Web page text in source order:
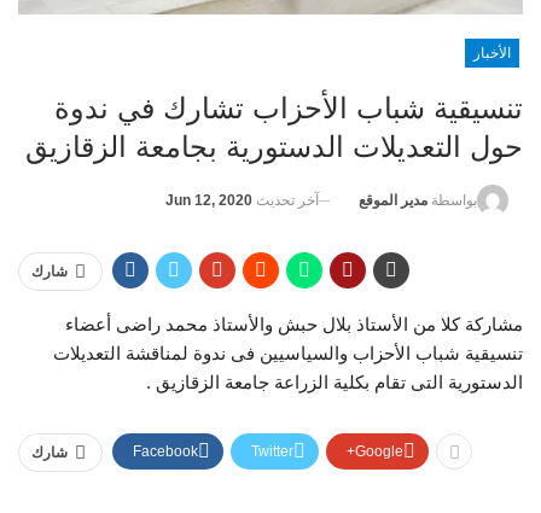
الأخبار
تنسيقية شباب الأحزاب تشارك في ندوة
حول التعديلات الدستورية بجامعة الزقازيق
بواسطة مدير الموقع آخر تحديث Jun 12, 2020
شارك
مشاركة كلا من الأستاذ بلال حبش والأستاذ محمد راضى أعضاء
تنسيقية شباب الأحزاب والسياسيين فى ندوة لمناقشة التعديلات
الدستورية التى تقام بكلية الزراعة جامعة الزقازيق .
شارك Facebook Twitter Google+